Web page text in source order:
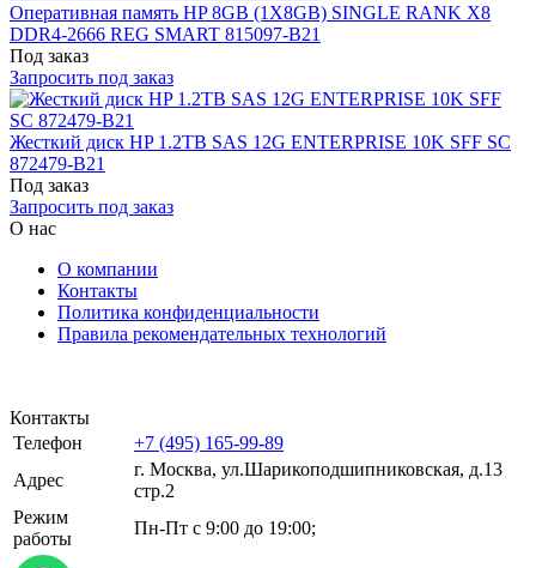
Оперативная память HP 8GB (1X8GB) SINGLE RANK X8
DDR4-2666 REG SMART 815097-B21
Под заказ
Запросить под заказ
Жесткий диск HP 1.2TB SAS 12G ENTERPRISE 10K SFF SC
872479-B21
Под заказ
Запросить под заказ
О нас
О компании
Контакты
Политика конфиденциальности
Правила рекомендательных технологий
Контакты
Телефон
+7 (495) 165-99-89
Адрес
г. Москва, ул.​​Шарикоподшипниковская, д.13
стр.2
Режим
работы
Пн-Пт с 9:00 до 19:00;